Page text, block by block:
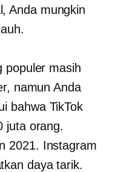
Anda mungkin
populer masih
namun Anda
bahwa TikTok
juta orang.
2021. Instagram
daya tarik.